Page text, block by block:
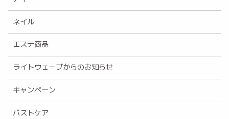
ネイル
エステ商品
ライトウェーブからのお知らせ
キャンペーン
バストケア